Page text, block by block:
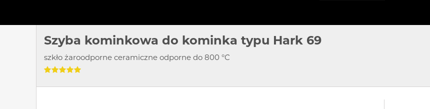
Szyba kominkowa do kominka typu Hark 69
szkło żaroodporne ceramiczne odporne do 800 °C